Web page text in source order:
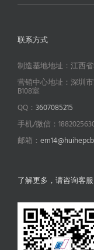
联系方式
制造基地地址：江西
营销中心地址：深圳
B108室
QQ： 3607085215
手机/微信：
邮箱：
了解更多，请咨询客服